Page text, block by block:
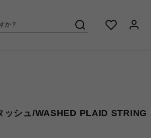
ッシュ/WASHED PLAID STRING